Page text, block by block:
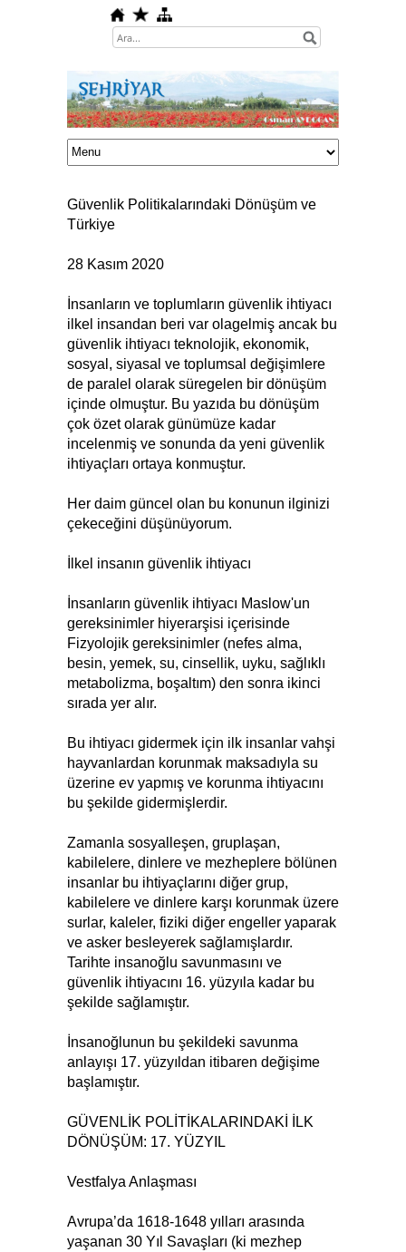
Güvenlik Politikalarındaki Dönüşüm ve
Türkiye
28 Kasım 2020
İnsanların ve toplumların güvenlik ihtiyacı
ilkel insandan beri var olagelmiş ancak bu
güvenlik ihtiyacı teknolojik, ekonomik,
sosyal, siyasal ve toplumsal değişimlere
de paralel olarak süregelen bir dönüşüm
içinde olmuştur. Bu yazıda bu dönüşüm
çok özet olarak günümüze kadar
incelenmiş ve sonunda da yeni güvenlik
ihtiyaçları ortaya konmuştur.
Her daim güncel olan bu konunun ilginizi
çekeceğini düşünüyorum.
İlkel insanın güvenlik ihtiyacı
İnsanların güvenlik ihtiyacı Maslow'un
gereksinimler hiyerarşisi içerisinde
Fizyolojik gereksinimler (nefes alma,
besin, yemek, su, cinsellik, uyku, sağlıklı
metabolizma, boşaltım) den sonra ikinci
sırada yer alır.
Bu ihtiyacı gidermek için ilk insanlar vahşi
hayvanlardan korunmak maksadıyla su
üzerine ev yapmış ve korunma ihtiyacını
bu şekilde gidermişlerdir.
Zamanla sosyalleşen, gruplaşan,
kabilelere, dinlere ve mezheplere bölünen
insanlar bu ihtiyaçlarını diğer grup,
kabilelere ve dinlere karşı korunmak üzere
surlar, kaleler, fiziki diğer engeller yaparak
ve asker besleyerek sağlamışlardır.
Tarihte insanoğlu savunmasını ve
güvenlik ihtiyacını 16. yüzyıla kadar bu
şekilde sağlamıştır.
İnsanoğlunun bu şekildeki savunma
anlayışı 17. yüzyıldan itibaren değişime
başlamıştır.
GÜVENLİK POLİTİKALARINDAKİ İLK
DÖNÜŞÜM: 17. YÜZYIL
Vestfalya Anlaşması
Avrupa’da 1618-1648 yılları arasında
yaşanan 30 Yıl Savaşları (ki mezhep